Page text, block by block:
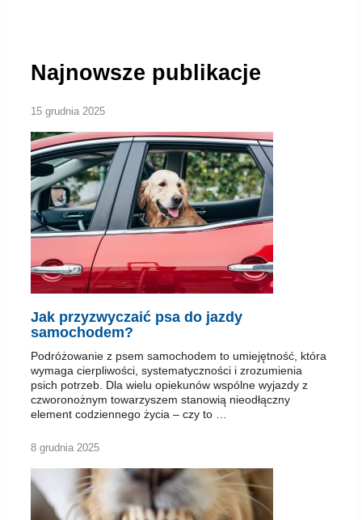
Najnowsze publikacje
15 grudnia 2025
Jak przyzwyczaić psa do jazdy
samochodem?
Podróżowanie z psem samochodem to umiejętność, która
wymaga cierpliwości, systematyczności i zrozumienia
psich potrzeb. Dla wielu opiekunów wspólne wyjazdy z
czworonożnym towarzyszem stanowią nieodłączny
element codziennego życia – czy to …
8 grudnia 2025